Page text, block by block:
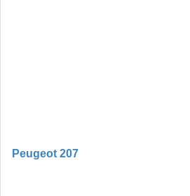
Peugeot 207